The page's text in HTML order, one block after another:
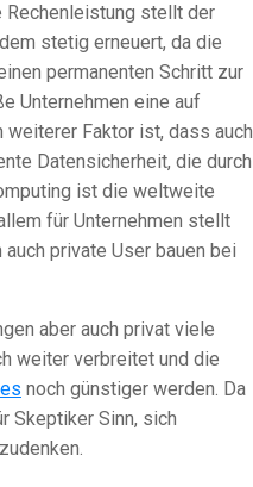
Rechenleistung stellt der
stetig erneuert, da die
permanenten Schritt zur
Unternehmen eine auf
weiterer Faktor ist, dass auch
Datensicherheit, die durch
ist die weltweite
für Unternehmen stellt
private User bauen bei
aber auch privat viele
weiter verbreitet und die
noch günstiger werden. Da
Skeptiker Sinn, sich